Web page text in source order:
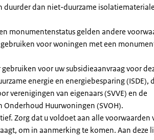
duurder dan niet-duurzame
monumentenstatus gelden andere
voor woningen met een
voor uw subsidieaanvraag voor
energie en energiebesparing (ISDE),
verenigingen van eigenaars (SVVE) en de
Onderhoud Huurwoningen (SVOH).
Zorg dat u voldoet aan alle voorwaarden
om in aanmerking te komen. Aan deze